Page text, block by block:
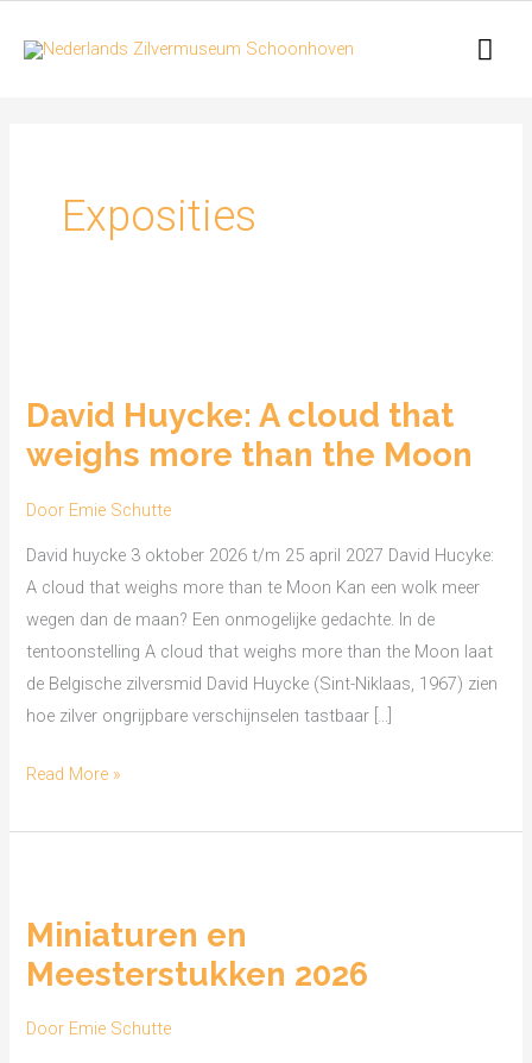
naar
Exposities
David Huycke: A cloud that
weighs more than the Moon
Door Emie Schutte
David huycke 3 oktober 2026 t/m 25 april 2027 David Hucyke:
A cloud that weighs more than te Moon Kan een wolk meer
wegen dan de maan? Een onmogelijke gedachte. In de
tentoonstelling A cloud that weighs more than the Moon laat
de Belgische zilversmid David Huycke (Sint-Niklaas, 1967) zien
hoe zilver ongrijpbare verschijnselen tastbaar […]
cloud
weighs
more
than
Moon
Read More »
Miniaturen en
Meesterstukken 2026
Door Emie Schutte
Meesterstukken
2026